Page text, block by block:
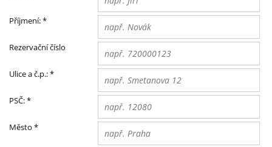
Příjmení:*
Rezervační číslo
Ulice a č.p.:*
PSČ:*
Město *